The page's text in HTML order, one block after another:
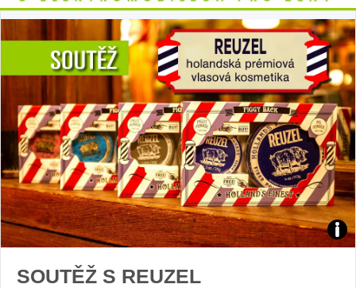
SOUTĚŽ S REUZEL